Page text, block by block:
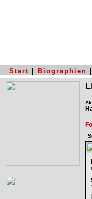
Start Biographien